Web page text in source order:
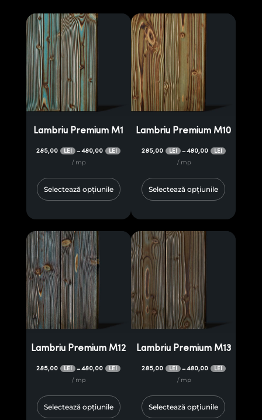
Lambriu Premium M1
285,00 LEI –480,00 LEI
/ mp
Selectează opțiunile
Lambriu Premium M10
285,00 LEI –480,00 LEI
/ mp
Selectează opțiunile
Lambriu Premium M12
285,00 LEI –480,00 LEI
/ mp
Selectează opțiunile
Lambriu Premium M13
285,00 LEI –480,00 LEI
/ mp
Selectează opțiunile